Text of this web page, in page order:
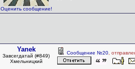
Оценить сообщение!
Yanek
Завсегдатай (#849)
Хмельницкий
Сообщение №20 ,